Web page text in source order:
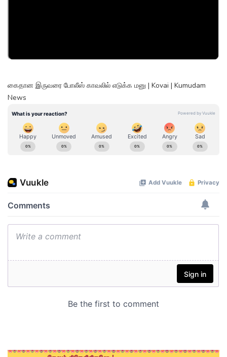
கைதான இருவரை போலீஸ் காவலில் எடுக்க மனு | Kovai | Kumudam
News